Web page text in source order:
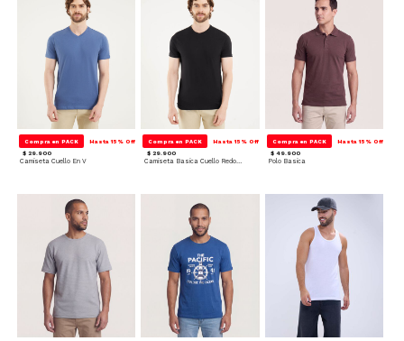
Compra en PACK Hasta 15% Off
$ 29.900
Camiseta Cuello En V
Compra en PACK Hasta 15% Off
$ 29.900
Camiseta Basica Cuello Redondo
Compra en PACK Hasta 15% Off
$ 49.900
Polo Basica